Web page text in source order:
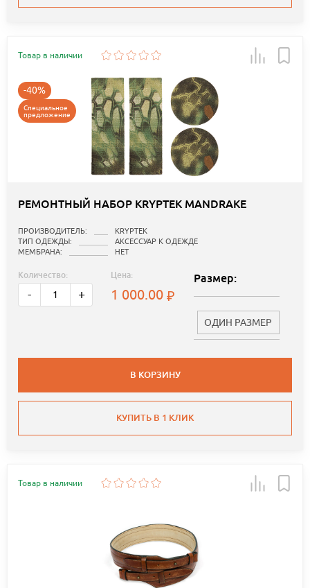
Товар в наличии
-40%
Специальное
предложение
РЕМОНТНЫЙ НАБОР KRYPTEK MANDRAKE
ПРОИЗВОДИТЕЛЬ:
KRYPTEK
ТИП ОДЕЖДЫ:
АКСЕССУАР К ОДЕЖДЕ
МЕМБРАНА:
НЕТ
Количество:
- +
Цена:
1 000.00
Размер:
ОДИН РАЗМЕР
В КОРЗИНУ
КУПИТЬ В 1 КЛИК
Товар в наличии